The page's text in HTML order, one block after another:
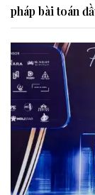
pháp bài toán